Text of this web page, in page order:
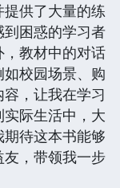
供了大量的练
困惑的学习者
教材中的对话
校园场景、购
，让我在学习
际生活中，大
待这本书能够
，带领我一步